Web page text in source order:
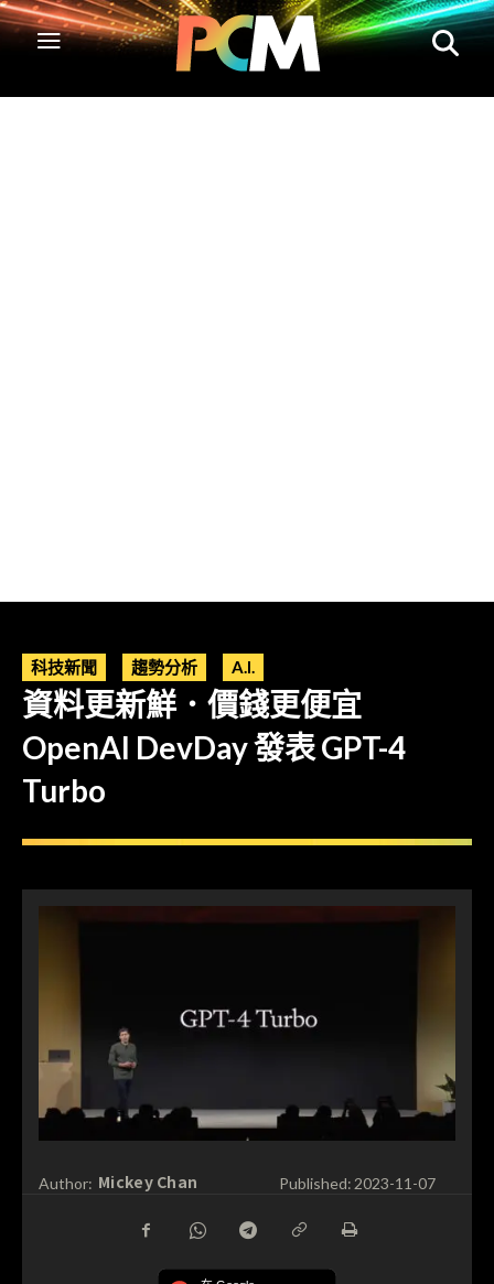
科技新聞 趨勢分析 A.I.
資料更新鮮．價錢更便宜
OpenAI DevDay 發表 GPT-4
Turbo
Author: Mickey Chan Published: 2023-11-07